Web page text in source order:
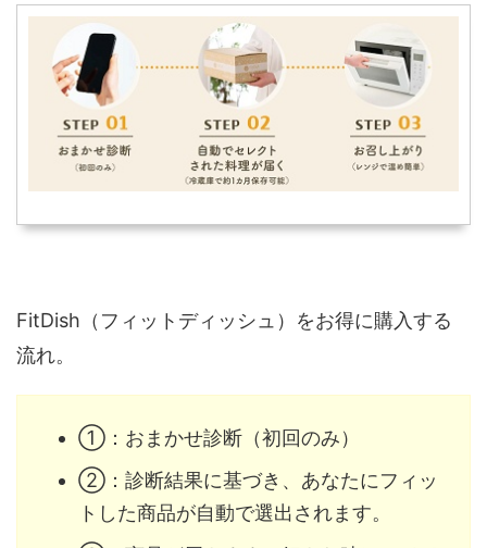
FitDish（フィットディッシュ）をお得に購入する
流れ。
①：おまかせ診断（初回のみ）
②：診断結果に基づき、あなたにフィッ
トした商品が自動で選出されます。